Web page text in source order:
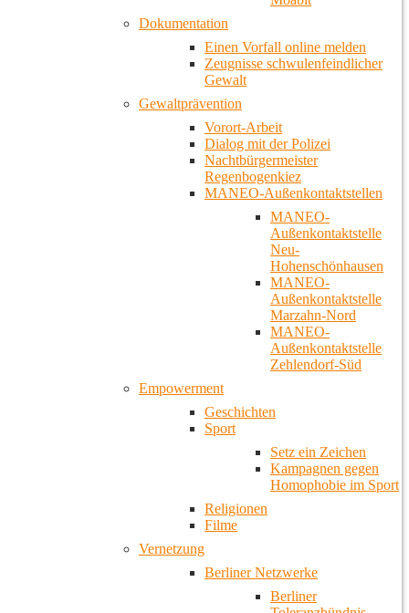
Dokumentation
Einen Vorfall online melden
Zeugnisse schwulenfeindlicher
Gewalt
Gewaltprävention
Vorort-Arbeit
Dialog mit der Polizei
Nachtbürgermeister
Regenbogenkiez
MANEO-Außenkontaktstellen
MANEO-
Außenkontaktstelle
Neu-
Hohenschönhausen
MANEO-
Außenkontaktstelle
Marzahn-Nord
MANEO-
Außenkontaktstelle
Zehlendorf-Süd
Empowerment
Geschichten
Sport
Setz ein Zeichen
Kampagnen gegen
Homophobie im Sport
Religionen
Filme
Vernetzung
Berliner Netzwerke
Berliner